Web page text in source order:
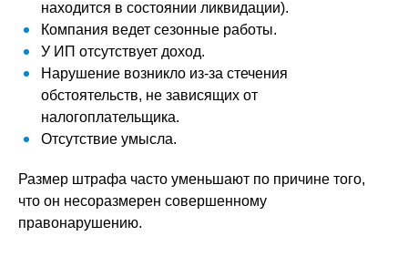
находится в состоянии ликвидации).
Компания ведет сезонные работы.
У ИП отсутствует доход.
Нарушение возникло из-за стечения
обстоятельств, не зависящих от
налогоплательщика.
Отсутствие умысла.
Размер штрафа часто уменьшают по причине того,
что он несоразмерен совершенному
правонарушению.